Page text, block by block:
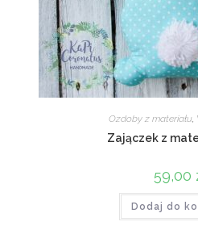
Ozdoby z materiału,
Zajączek z
59,00
Dodaj do